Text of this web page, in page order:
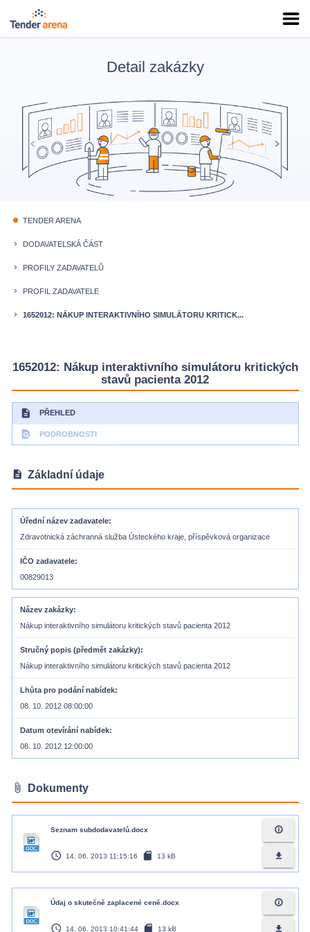
Detail zakázky
fiber_manual_record TENDER ARENA
keyboard_arrow_right DODAVATELSKÁ ČÁST
keyboard_arrow_right PROFILY ZADAVATELŮ
keyboard_arrow_right PROFIL ZADAVATELE
keyboard_arrow_right 1652012: NÁKUP INTERAKTIVNÍHO SIMULÁTORU KRITICK...
1652012: Nákup interaktivního simulátoru kritických
stavů pacienta 2012
description PŘEHLED
find_in_page PODROBNOSTI
description Základní údaje
Úřední název zadavatele
Zdravotnická záchranná služba Ústeckého kraje, příspěvková organizace
IČO zadavatele
00829013
Název zakázky
Nákup interaktivního simulátoru kritických stavů pacienta 2012
Stručný popis (předmět zakázky)
Nákup interaktivního simulátoru kritických stavů pacienta 2012
Lhůta pro podání nabídek
08. 10. 2012 08:00:00
Datum otevírání nabídek
08. 10. 2012 12:00:00
attach_file Dokumenty
Seznam subdodavatelů.docx
access_time 14. 06. 2013 11:15:16 sd_card 13 kB
info_outline
file_download
Údaj o skutečně zaplacené ceně.docx
access_time 14. 06. 2013 10:41:44 sd_card 13 kB
info_outline
file_download